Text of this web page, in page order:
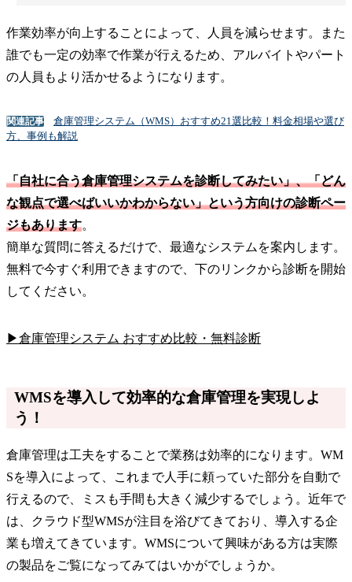
作業効率が向上することによって、人員を減らせます。また
誰でも一定の効率で作業が行えるため、アルバイトやパート
の人員もより活かせるようになります。
関連記事
倉庫管理システム（WMS）おすすめ21選比較！料金相場や選び
方、事例も解説
「自社に合う倉庫管理システムを診断してみたい」、「どん
な観点で選べばいいかわからない」という方向けの診断ペー
ジもあります。
簡単な質問に答えるだけで、最適なシステムを案内します。
無料で今すぐ利用できますので、下のリンクから診断を開始
してください。
▶倉庫管理システム おすすめ比較・無料診断
WMSを導入して効率的な倉庫管理を実現しよ
う！
倉庫管理は工夫をすることで業務は効率的になります。WM
Sを導入によって、これまで人手に頼っていた部分を自動で
行えるので、ミスも手間も大きく減少するでしょう。近年で
は、クラウド型WMSが注目を浴びてきており、導入する企
業も増えてきています。WMSについて興味がある方は実際
の製品をご覧になってみてはいかがでしょうか。